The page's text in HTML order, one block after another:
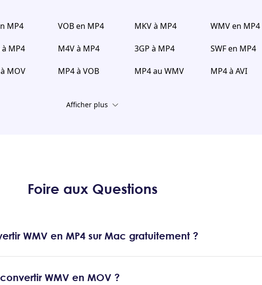
MP4 VOB en MP4 MKV à MP4 WMV en MP4
à MP4 M4V à MP4 3GP à MP4 SWF en MP4
MOV MP4 à VOB MP4 au WMV MP4 à AVI
Afficher plus
Foire aux Questions
WMV en MP4 sur Mac gratuitement ?
WMV en MOV ?